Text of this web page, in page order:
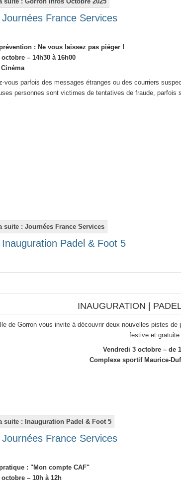
Journées France Services
: Ne vous laissez pas piéger !
– 14h30 à 16h00
vous parfois des messages étranges ou des courriers
personnes sont victimes de tentatives de fraude, parfois
suite : Journées France Services
Inauguration Padel & Foot 5
INAUGURATION |
de Gorron vous invite à découvrir deux nouvelles pistes de
festive et gratuite.
Vendredi 3 octobre – de
Complexe sportif Maurice-
suite : Inauguration Padel & Foot 5
Journées France Services
: "Mon compte CAF"
– 10h à 12h